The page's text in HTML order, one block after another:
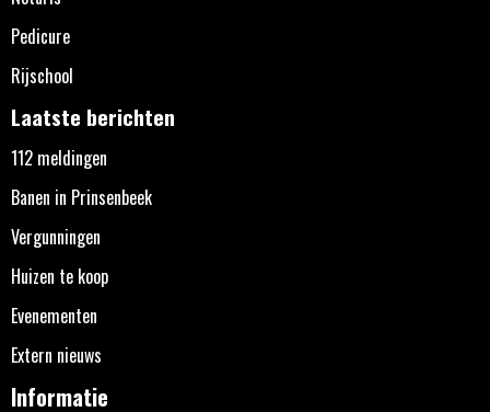
Pedicure
Rijschool
Laatste berichten
112 meldingen
Banen in Prinsenbeek
Vergunningen
Huizen te koop
Evenementen
Extern nieuws
Informatie